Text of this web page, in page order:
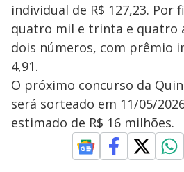
individual de R$ 127,23. Por
quatro mil e trinta e quatro
dois números, com prêmio
4,91.
O próximo concurso da
será sorteado em 11/05/
estimado de R$ 16 milhões.